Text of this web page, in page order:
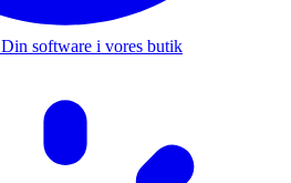
Din software i vores butik